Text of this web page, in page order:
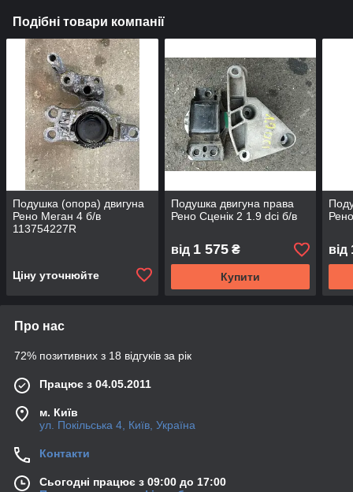
Подібні товари компанії
Подушка (опора) двигуна
Рено Меган 4 б/в
113754227R
Ціну уточнюйте
Подушка двигуна права
Рено Сценік 2 1.9 dci б/в
від 1 575₴
Купити
від
Про нас
72% позитивних з 18 відгуків за рік
Працює з 04.05.2011
м. Київ
ул. Покільська 4, Київ, Україна
Контакти
Сьогодні працює з 09:00 до 17:00